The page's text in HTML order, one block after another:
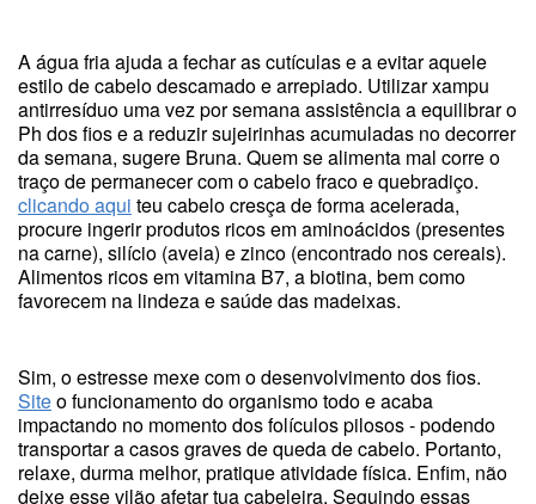
A água fria ajuda a fechar as cutículas e a evitar aquele
estilo de cabelo descamado e arrepiado. Utilizar xampu
antirresíduo uma vez por semana assistência a equilibrar o
Ph dos fios e a reduzir sujeirinhas acumuladas no decorrer
da semana, sugere Bruna. Quem se alimenta mal corre o
traço de permanecer com o cabelo fraco e quebradiço.
clicando aqui teu cabelo cresça de forma acelerada,
procure ingerir produtos ricos em aminoácidos (presentes
na carne), silício (aveia) e zinco (encontrado nos cereais).
Alimentos ricos em vitamina B7, a biotina, bem como
favorecem na lindeza e saúde das madeixas.
Sim, o estresse mexe com o desenvolvimento dos fios.
Siteo funcionamento do organismo todo e acaba
impactando no momento dos folículos pilosos - podendo
transportar a casos graves de queda de cabelo. Portanto,
relaxe, durma melhor, pratique atividade física. Enfim, não
deixe esse vilão afetar tua cabeleira. Seguindo essas